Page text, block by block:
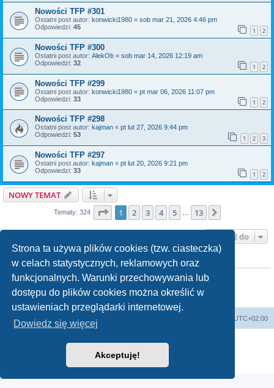
Strona ta używa plików cookies (tzw. ciasteczka)
w celach statystycznych, reklamowych oraz
funkcjonalnych. Warunki przechowywania lub
dostępu do plików cookies można określić w
ustawieniach przeglądarki internetowej.
Dowiedz się więcej
Akceptuję!
Nowości TFP #301
Ostatni post autor: konwicki1980 « sob mar 21, 2026 4:46 pm
Odpowiedzi: 45 1 2
Nowości TFP #300
Ostatni post autor: AlekOb « sob mar 14, 2026 12:19 am
Odpowiedzi: 32 1 2
Nowości TFP #299
Ostatni post autor: konwicki1980 « pt mar 06, 2026 11:07 pm
Odpowiedzi: 33 1 2
Nowości TFP #298
Ostatni post autor: kajman « pt lut 27, 2026 9:44 pm
Odpowiedzi: 53 1 2 3
Nowości TFP #297
Ostatni post autor: kajman « pt lut 20, 2026 9:21 pm
Odpowiedzi: 33 1 2
NOWY TEMAT
Tematy: 324 Strona1 z13
1 2 3 4 5 13
Przejdź do
TWOJE UPRAWNIENIA NA TYM FORUM
Nie możesztworzyć nowych tematów
Nie możeszodpowiadać w tematach
Nie możeszzmieniać swoich postów
Nie możesz
usuwać swoich postów
Lista Przebojów Programu Trzeciego UTC+02:00
Polski pakiet językowy dostarcza
Zasady ochrony danych osobowych